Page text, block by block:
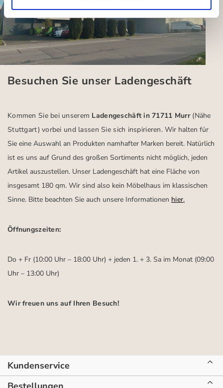
Besuchen Sie unser Ladengeschäft
Kommen Sie bei unserem Ladengeschäft in 71711 Murr (Nähe
Stuttgart) vorbei und lassen Sie sich inspirieren.Wir halten für
Sie eine Auswahl an Produkten namhafter Marken bereit. Natürlich
ist es uns auf Grund des großen Sortiments nicht möglich, jeden
Artikel auszustellen. Unser Ladengeschäft hat eine Fläche von
insgesamt 180 qm. Wir sind also kein Möbelhaus im klassischen
Sinne. Bitte beachten Sie auch unsere Informationen hier.
Öffnungszeiten:
Do + Fr (10:00 Uhr – 18:00 Uhr) + jeden 1. + 3. Sa im Monat (09:00
Uhr – 13:00 Uhr)
Wir freuen uns auf Ihren Besuch!
Kundenservice